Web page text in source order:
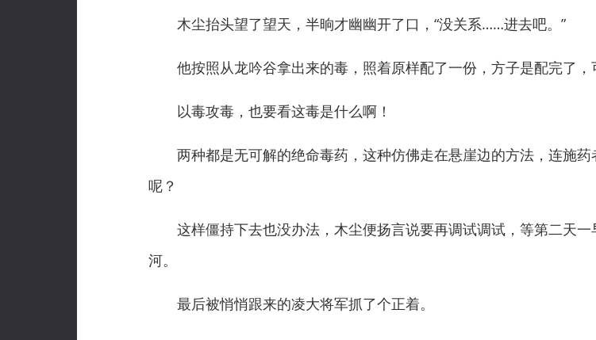
木尘抬头望了望天，半晌才幽幽开了口，“没关系……进去吧。”
他按照从龙吟谷拿出来的毒，照着原样配了一份，方子是配完了，
以毒攻毒，也要看这毒是什么啊！
两种都是无可解的绝命毒药，这种仿佛走在悬崖边的方法，连施药
呢？
这样僵持下去也没办法，木尘便扬言说要再调试调试，等第二天一
河。
最后被悄悄跟来的凌大将军抓了个正着。